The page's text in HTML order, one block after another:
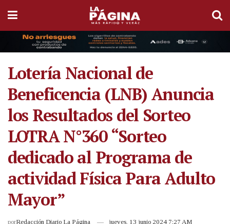
Lotería Nacional de
Beneficencia (LNB) Anuncia
los Resultados del Sorteo
LOTRA N°360 “Sorteo
dedicado al Programa de
actividad Física Para Adulto
Mayor”
porRedacción Diario La Página jueves, 13 junio 2024 7:27 AM